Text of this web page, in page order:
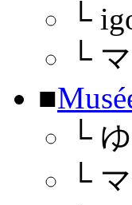
└
└
■
└
└